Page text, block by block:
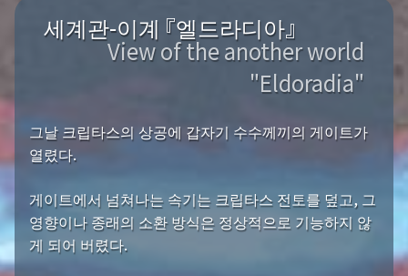
세계관-이계 『엘드라디아』
View of the another world
"Eldoradia"
그날 크립타스의 상공에 갑자기 수수께끼의 게이트가
열렸다.
게이트에서 넘쳐나는 속기는 크립타스 전토를 덮고, 그
영향이나 종래의 소환 방식은 정상적으로 기능하지 않
게 되어 버렸다.